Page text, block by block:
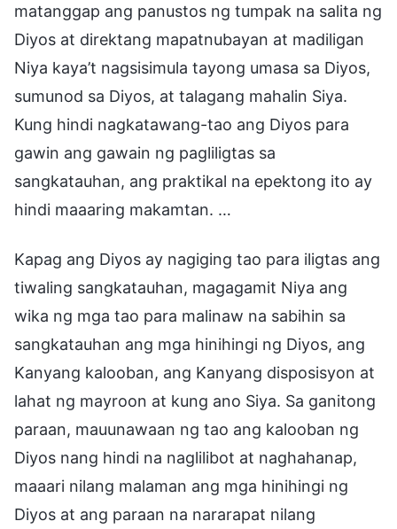
matanggap ang panustos ng tumpak na salita ng
Diyos at direktang mapatnubayan at madiligan
Niya kaya’t nagsisimula tayong umasa sa Diyos,
sumunod sa Diyos, at talagang mahalin Siya.
Kung hindi nagkatawang-tao ang Diyos para
gawin ang gawain ng pagliligtas sa
sangkatauhan, ang praktikal na epektong ito ay
hindi maaaring makamtan. …
Kapag ang Diyos ay nagiging tao para iligtas ang
tiwaling sangkatauhan, magagamit Niya ang
wika ng mga tao para malinaw na sabihin sa
sangkatauhan ang mga hinihingi ng Diyos, ang
Kanyang kalooban, ang Kanyang disposisyon at
lahat ng mayroon at kung ano Siya. Sa ganitong
paraan, mauunawaan ng tao ang kalooban ng
Diyos nang hindi na naglilibot at naghahanap,
maaari nilang malaman ang mga hinihingi ng
Diyos at ang paraan na nararapat nilang